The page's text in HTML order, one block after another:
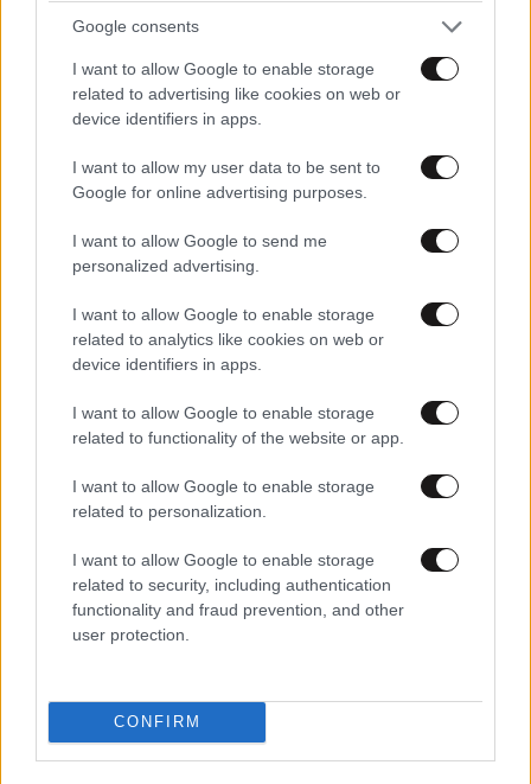
Google consents
I want to allow Google to enable storage
related to advertising like cookies on web or
device identifiers in apps.
I want to allow my user data to be sent to
Google for online advertising purposes.
I want to allow Google to send me
personalized advertising.
I want to allow Google to enable storage
related to analytics like cookies on web or
device identifiers in apps.
I want to allow Google to enable storage
related to functionality of the website or app.
I want to allow Google to enable storage
related to personalization.
I want to allow Google to enable storage
related to security, including authentication
functionality and fraud prevention, and other
user protection.
CONFIRM
ΚΟΣΜΟΣ 06·08·2026 22:16
Σύγκρουση στον ΟΗΕ: Εννέα κράτη λένε «όχι»
Ανάμεσά τους και η Ελλάδα